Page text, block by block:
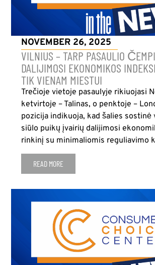
NOVEMBER 26, 2025
VILNIUS – TARP PASAULIO
DALIJIMOSI EKONOMIKOS
TIK VIENAM MIESTUI
Trečioje vietoje pasaulyje rikiuojasi
ketvirtoje – Talinas, o penktoje –
pozicija indikuoja, kad šalies sostinė
siūlo puikų įvairių dalijimosi
rinkinį su minimaliomis reguliavimo
READ MORE